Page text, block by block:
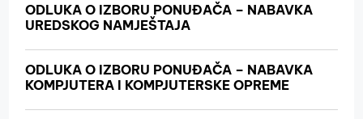
ODLUKA O IZBORU PONUĐAČA – NABAVKA
UREDSKOG NAMJEŠTAJA
ODLUKA O IZBORU PONUĐAČA – NABAVKA
KOMPJUTERA I KOMPJUTERSKE OPREME